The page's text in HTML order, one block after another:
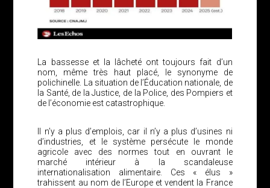
La bassesse et la lâcheté ont toujours fait d’un
nom, même très haut placé, le synonyme de
polichinelle. La situation de l’Éducation nationale, de
la Santé, de la Justice, de la Police, des Pompiers et
de l’économie est catastrophique.
Il n’y a plus d’emplois, car il n’y a plus d’usines ni
d’industries, et le système persécute le monde
agricole avec des normes tout en ouvrant le
marché intérieur à la scandaleuse
internationalisation alimentaire. Ces « élus »
trahissent au nom de l’Europe et vendent la France